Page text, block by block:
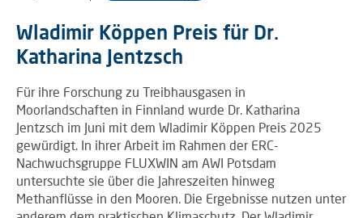
Wladimir Köppen Preis für Dr.
Katharina Jentzsch
Für ihre Forschung zu Treibhausgasen in
Moorlandschaften in Finnland wurde Dr. Katharina
Jentzsch im Juni mit dem Wladimir Köppen Preis 2025
gewürdigt. In ihrer Arbeit im Rahmen der ERC-
Nachwuchsgruppe FLUXWIN am AWI Potsdam
untersuchte sie über die Jahreszeiten hinweg
Methanflüsse in den Mooren. Die Ergebnisse nutzen unter